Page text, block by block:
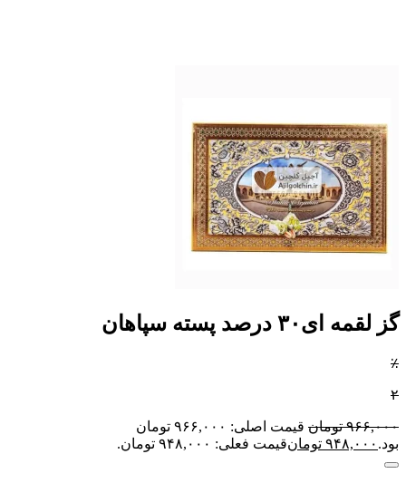
گز لقمه ای۳۰ درصد پسته سپاهان
٪
۲
۹۶۶,۰۰۰ تومان
قیمت اصلی: ۹۶۶,۰۰۰ تومان
بود. ۹۴۸,۰۰۰ تومانقیمت فعلی: ۹۴۸,۰۰۰ تومان.